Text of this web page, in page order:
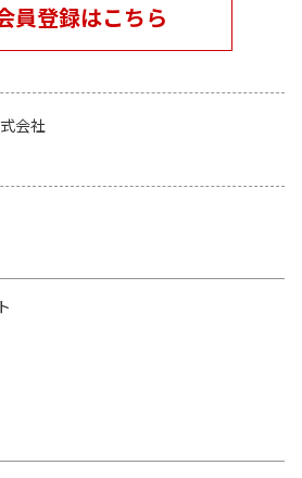
員登録はこちら
会社